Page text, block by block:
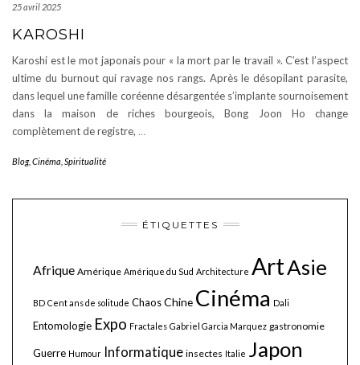
25 avril 2025
KAROSHI
Karoshi est le mot japonais pour « la mort par le travail ». C’est l’aspect
ultime du burnout qui ravage nos rangs. Après le désopilant parasite,
dans lequel une famille coréenne désargentée s’implante sournoisement
dans la maison de riches bourgeois, Bong Joon Ho change
complètement de registre, …
Blog, Cinéma Spiritualité
ÉTIQUETTES
Afrique Amérique Amérique du Sud Architecture ArtAsie
BD Cent ans de solitude ChaosChine Cinéma Dali
Entomologie Expo Fractales Gabriel Garcia Marquez gastronomie
Guerre Humour Informatique insectes Italie Japon